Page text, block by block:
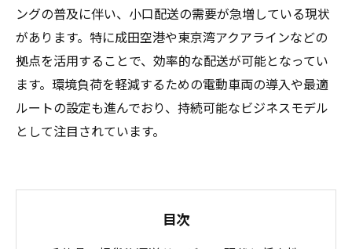
ングの普及に伴い、小口配送の需要が急増している現状
があります。特に成田空港や東京湾アクアラインなどの
拠点を活用することで、効率的な配送が可能となってい
ます。環境負荷を軽減するための電動車両の導入や最適
ルートの設定も進んでおり、持続可能なビジネスモデル
として注目されています。
目次